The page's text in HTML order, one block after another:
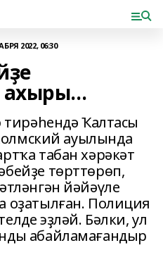
2022, 06:30
ахыры...
тирәһендә Ҡалтасы
ауылында
табан хәрәкәт
төрттөрөп,
йәйәүле
оҙатылған. Полиция
эҙләй. Бәлки, ул
абайламағандыр